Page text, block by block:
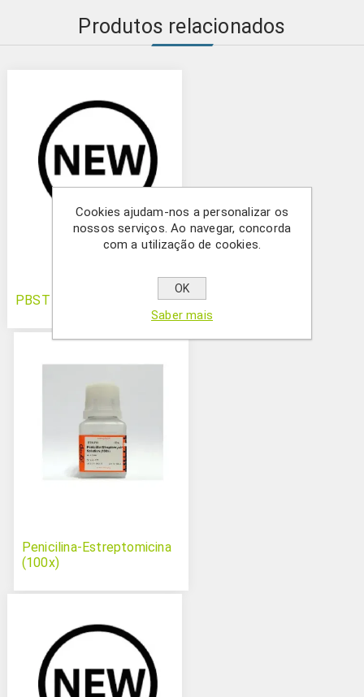
Produtos relacionados
PBST (10X)
Penicilina-Estreptomicina
(100x)
Cookies ajudam-nos a personalizar os
nossos serviços. Ao navegar, concorda
com a utilização de cookies.
OK
Saber mais